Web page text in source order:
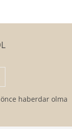
haberdar olmak